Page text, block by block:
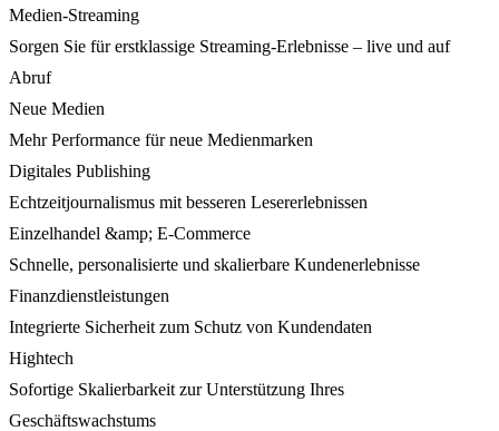
Medien-Streaming
Sorgen Sie für erstklassige Streaming-Erlebnisse – live und auf
Abruf
Neue Medien
Mehr Performance für neue Medienmarken
Digitales Publishing
Echtzeitjournalismus mit besseren Lesererlebnissen
Einzelhandel &amp; E-Commerce
Schnelle, personalisierte und skalierbare Kundenerlebnisse
Finanzdienstleistungen
Integrierte Sicherheit zum Schutz von Kundendaten
Hightech
Sofortige Skalierbarkeit zur Unterstützung Ihres
Geschäftswachstums